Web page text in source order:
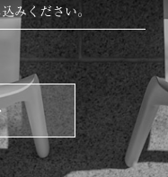
みください。